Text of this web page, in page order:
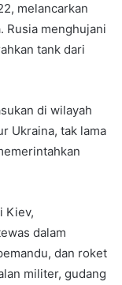
melancarkan
Rusia menghujani
tank dari
di wilayah
Ukraina, tak lama
Kiev,
dalam
dan roket
militer, gudang